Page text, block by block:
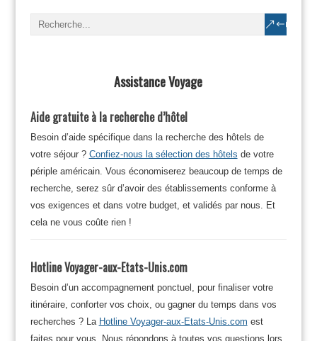
Assistance Voyage
Aide gratuite à la recherche d’hôtel
Besoin d’aide spécifique dans la recherche des hôtels de
votre séjour ? Confiez-nous la sélection des hôtels de votre
périple américain. Vous économiserez beaucoup de temps de
recherche, serez sûr d’avoir des établissements conforme à
vos exigences et dans votre budget, et validés par nous. Et
cela ne vous coûte rien !
Hotline Voyager-aux-Etats-Unis.com
Besoin d’un accompagnement ponctuel, pour finaliser votre
itinéraire, conforter vos choix, ou gagner du temps dans vos
recherches ? La Hotline Voyager-aux-Etats-Unis.com est
faites pour vous. Nous répondons à toutes vos questions lors